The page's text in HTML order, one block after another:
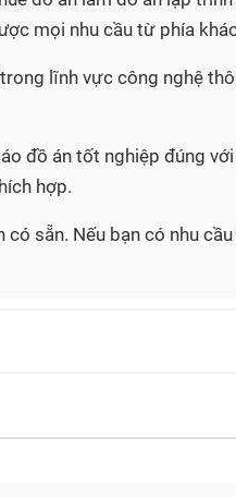
mọi nhu cầu từ phía
lĩnh vực công nghệ
đồ án tốt nghiệp đúng
hợp.
sẵn. Nếu bạn có nhu